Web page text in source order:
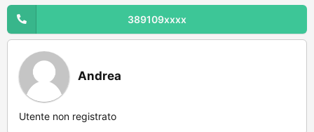
389109xxxx
Andrea
Utente non registrato